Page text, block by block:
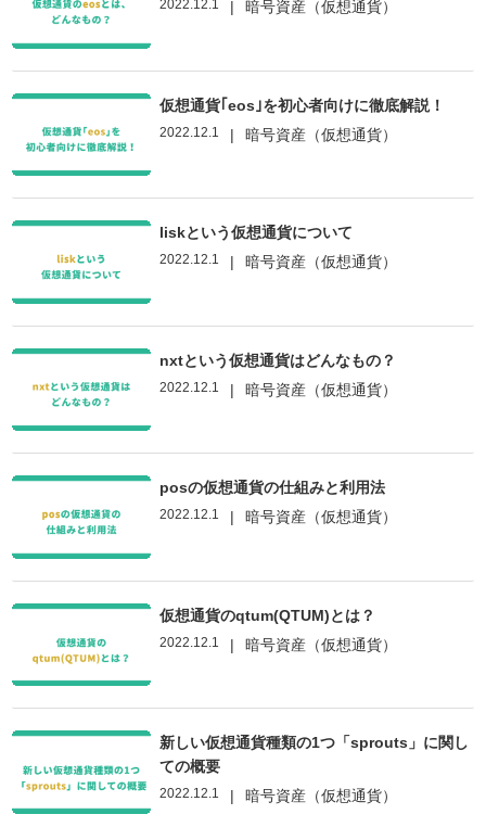
2022.12.1 | 暗号資産（仮想通貨）
仮想通貨｢eos｣を初心者向けに徹底解説！
2022.12.1 | 暗号資産（仮想通貨）
liskという仮想通貨について
2022.12.1 | 暗号資産（仮想通貨）
nxtという仮想通貨はどんなもの？
2022.12.1 | 暗号資産（仮想通貨）
posの仮想通貨の仕組みと利用法
2022.12.1 | 暗号資産（仮想通貨）
仮想通貨のqtum(QTUM)とは？
2022.12.1 | 暗号資産（仮想通貨）
新しい仮想通貨種類の1つ「sprouts」に関し
ての概要
2022.12.1 | 暗号資産（仮想通貨）